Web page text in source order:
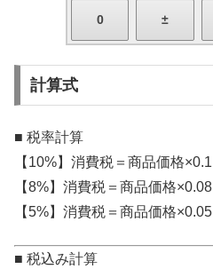
計算式
■ 税率計算
【10%】消費税＝商品価格×0.1
【8%】消費税＝商品価格×0.08
【5%】消費税＝商品価格×0.05
■ 税込み計算